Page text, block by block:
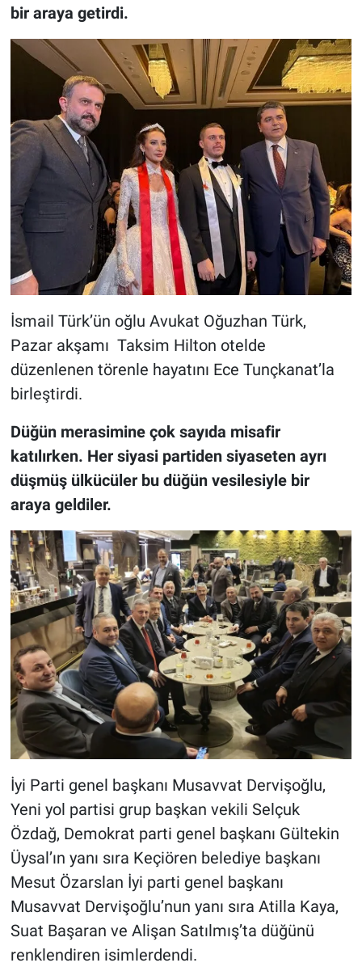
bir araya getirdi.
İsmail Türk’ün oğlu Avukat Oğuzhan Türk,
Pazar akşamı Taksim Hilton otelde
düzenlenen törenle hayatını Ece Tunçkanat’la
birleştirdi.
Düğün merasimine çok sayıda misafir
katılırken. Her siyasi partiden siyaseten ayrı
düşmüş ülkücüler bu düğün vesilesiyle bir
araya geldiler.
İyi Parti genel başkanı Musavvat Dervişoğlu,
Yeni yol partisi grup başkan vekili Selçuk
Özdağ, Demokrat parti genel başkanı Gültekin
Üysal’ın yanı sıra Keçiören belediye başkanı
Mesut Özarslan İyi parti genel başkanı
Musavvat Dervişoğlu’nun yanı sıra Atilla Kaya,
Suat Başaran ve Alişan Satılmış’ta düğünü
renklendiren isimlerdendi.